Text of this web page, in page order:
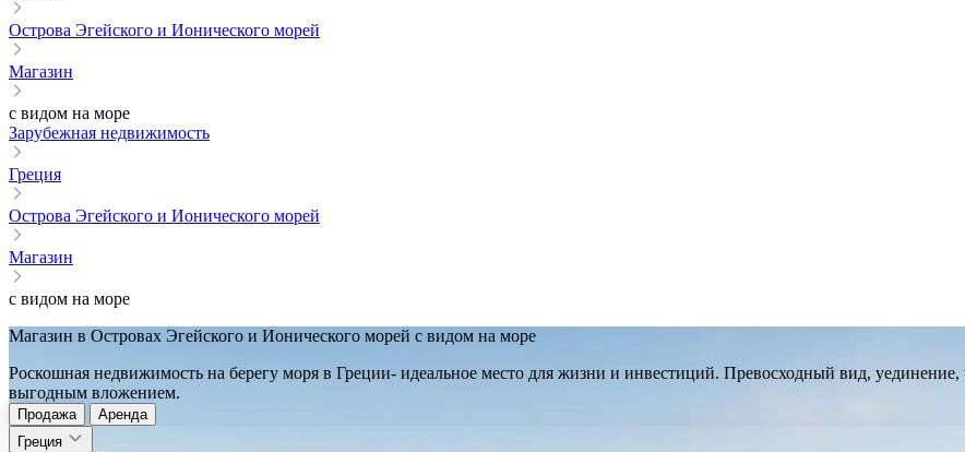
Острова Эгейского и Ионического морей
Магазин
с видом на море
Зарубежная недвижимость
Греция
Острова Эгейского и Ионического морей
Магазин
с видом на море
Магазин в Островах Эгейского и Ионического морей с видом на море
Роскошная недвижимость на берегу моря в Греции- идеальное место для жизни и инвестиций. Превосходный вид,
выгодным вложением.
Продажа
Аренда
Греция